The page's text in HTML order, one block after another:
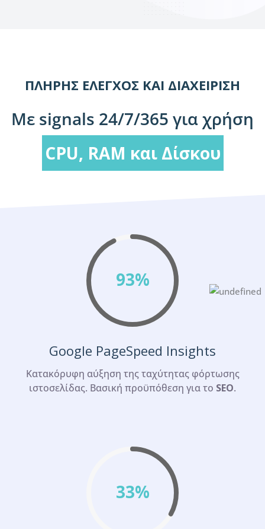
ΠΛΉΡΗΣ ΈΛΕΓΧΟΣ ΚΑΙ ΔΙΑΧΕΊΡΙΣΗ
Με signals 24/7/365 για χρήση
CPU, RAM και Δίσκου
93%
Google PageSpeed Insights
Κατακόρυφη αύξηση της ταχύτητας φόρτωσης
ιστοσελίδας. Βασική προϋπόθεση για το SEO.
33%